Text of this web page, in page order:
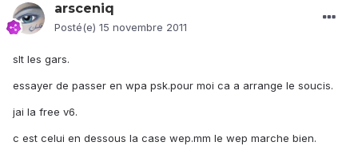
arsceniq
Posté(e) 15 novembre 2011
slt les gars.
essayer de passer en wpa psk.pour moi ca a arrange le soucis.
jai la free v6.
c est celui en dessous la case wep.mm le wep marche bien.